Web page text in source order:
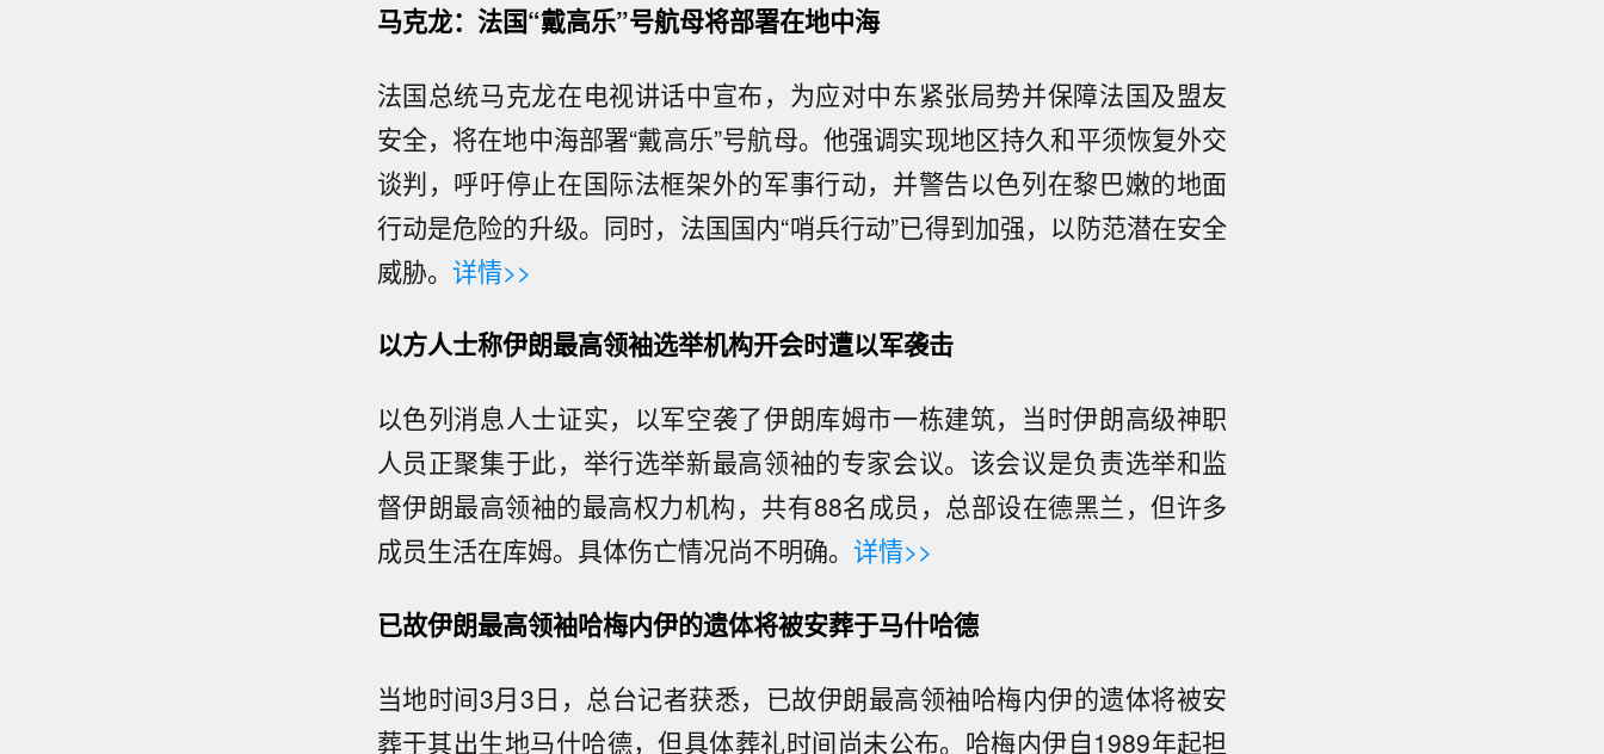
马克龙：法国“戴高乐”号航母将部署在地中海
法国总统马克龙在电视讲话中宣布，为应对中东紧张局势并保障法国及盟友
安全，将在地中海部署“戴高乐”号航母。他强调实现地区持久和平须恢复外交
谈判，呼吁停止在国际法框架外的军事行动，并警告以色列在黎巴嫩的地面
行动是危险的升级。同时，法国国内“哨兵行动”已得到加强，以防范潜在安全
威胁。 详情>>
以方人士称伊朗最高领袖选举机构开会时遭以军袭击
以色列消息人士证实，以军空袭了伊朗库姆市一栋建筑，当时伊朗高级神职
人员正聚集于此，举行选举新最高领袖的专家会议。该会议是负责选举和监
督伊朗最高领袖的最高权力机构，共有88名成员，总部设在德黑兰，但许多
成员生活在库姆。具体伤亡情况尚不明确。 详情>>
已故伊朗最高领袖哈梅内伊的遗体将被安葬于马什哈德
当地时间3月3日，总台记者获悉，已故伊朗最高领袖哈梅内伊的遗体将被安
葬于其出生地马什哈德，但具体葬礼时间尚未公布。哈梅内伊自1989年起担